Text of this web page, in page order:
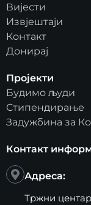
Вијести
Извјештаји
Контакт
Донирај
Пројекти
Будимо људи
Стипендирање
Задужбина за
Контакт
Адреса:
Тржни